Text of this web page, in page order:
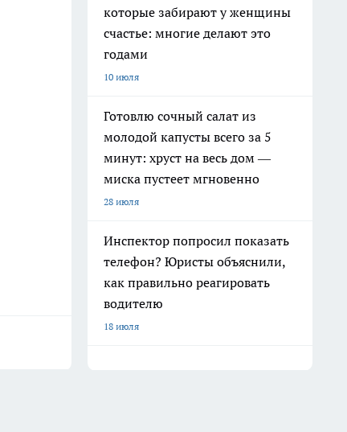
которые забирают у женщины
счастье: многие делают это
годами
10 июля
Готовлю сочный салат из
молодой капусты всего за 5
минут: хруст на весь дом —
миска пустеет мгновенно
28 июля
Инспектор попросил показать
телефон? Юристы объяснили,
как правильно реагировать
водителю
18 июля